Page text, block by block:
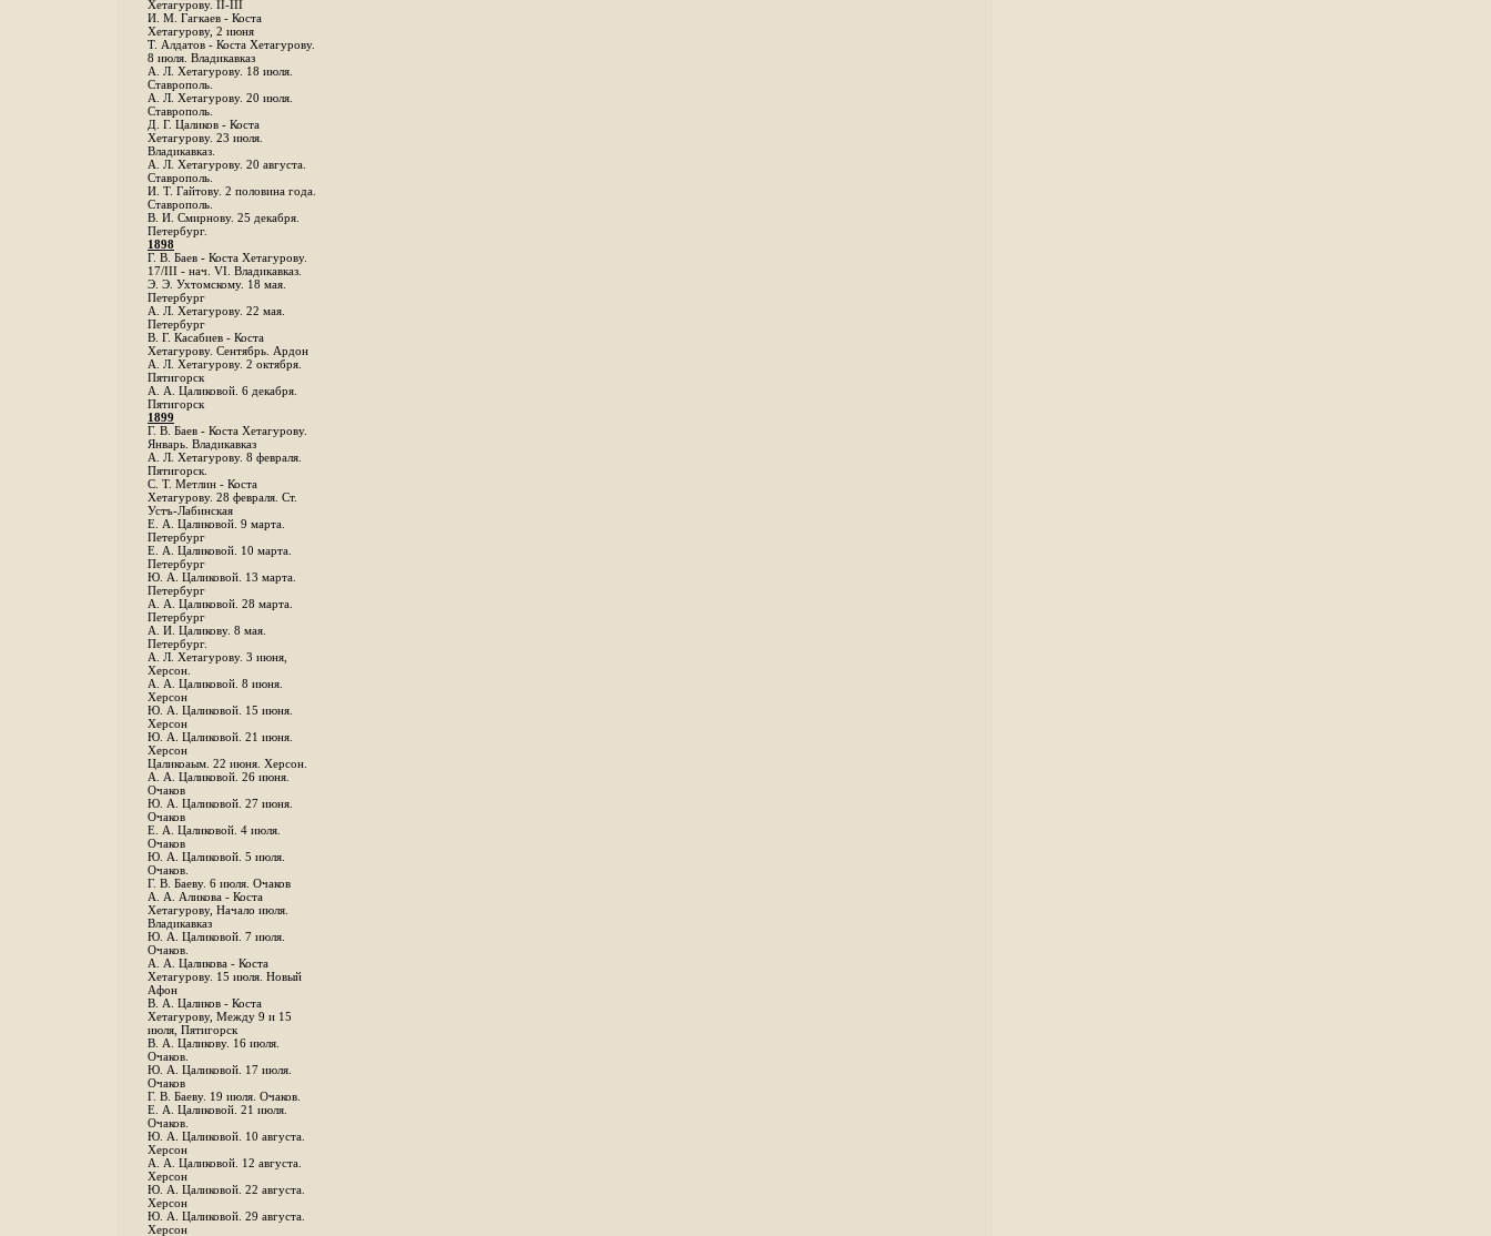
Хетагурову. II-III
И. М. Гагкаев - Коста
Хетагурову, 2 июня
Т. Алдатов - Коста Хетагурову.
8 июля. Владикавказ
А. Л. Хетагурову. 18 июля.
Ставрополь.
А. Л. Хетагурову. 20 июля.
Ставрополь.
Д. Г. Цаликов - Коста
Хетагурову. 23 июля.
Владикавказ.
А. Л. Хетагурову. 20 августа.
Ставрополь.
И. Т. Гайтову. 2 половина года.
Ставрополь.
В. И. Смирнову. 25 декабря.
Петербург.
1898
Г. В. Баев - Коста Хетагурову.
17/III - нач. VI. Владикавказ.
Э. Э. Ухтомскому. 18 мая.
Петербург
A. Л. Хетагурову. 22 мая.
Петербург
B. Г. Касабиев - Коста
Хетагурову. Сентябрь. Ардон
А. Л. Хетагурову. 2 октября.
Пятигорск
А. А. Цаликовой. 6 декабря.
Пятигорск
1899
Г. В. Баев - Коста Хетагурову.
Январь. Владикавказ
А. Л. Хетагурову. 8 февраля.
Пятигорск.
С. Т. Метлин - Коста
Хетагурову. 28 февраля. Ст.
Устъ-Лабинская
Е. А. Цаликовой. 9 марта.
Петербург
Е. А. Цаликовой. 10 марта.
Петербург
Ю. А. Цаликовой. 13 марта.
Петербург
А. А. Цаликовой. 28 марта.
Петербург
А. И. Цаликову. 8 мая.
Петербург.
А. Л. Хетагурову. 3 июня,
Херсон.
А. А. Цаликовой. 8 июня.
Херсон
Ю. А. Цаликовой. 15 июня.
Херсон
Ю. А. Цаликовой. 21 июня.
Херсон
Цаликоаым. 22 июня. Херсон.
А. А. Цаликовой. 26 июня.
Очаков
Ю. А. Цаликовой. 27 июня.
Очаков
Е. А. Цаликовой. 4 июля.
Очаков
Ю. А. Цаликовой. 5 июля.
Очаков.
Г. В. Баеву. 6 июля. Очаков
А. А. Аликова - Коста
Хетагурову, Начало июля.
Владикавказ
Ю. А. Цаликовой. 7 июля.
Очаков.
А. А. Цаликова - Коста
Хетагурову. 15 июля. Новый
Афон
В. А. Цаликов - Коста
Хетагурову, Между 9 и 15
июля, Пятигорск
В. А. Цаликову. 16 июля.
Очаков.
Ю. А. Цаликовой. 17 июля.
Очаков
Г. В. Баеву. 19 июля. Очаков.
Е. А. Цаликовой. 21 июля.
Очаков.
Ю. А. Цаликовой. 10 августа.
Херсон
А. А. Цаликовой. 12 августа.
Херсон
Ю. А. Цаликовой. 22 августа.
Херсон
Ю. А. Цаликовой. 29 августа.
Херсон